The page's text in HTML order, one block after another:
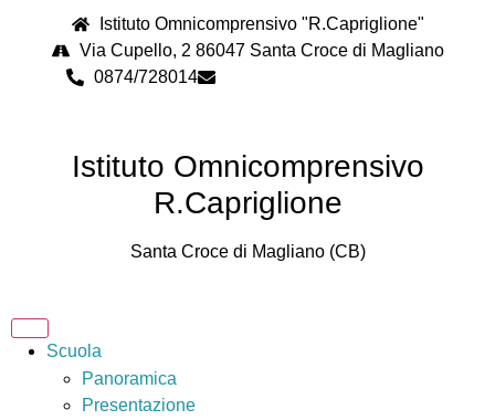
Istituto Omnicomprensivo "R.Capriglione"
Via Cupello, 2 86047 Santa Croce di Magliano
0874/728014
Istituto Omnicomprensivo
R.Capriglione
Santa Croce di Magliano (CB)
Scuola
Panoramica
Presentazione